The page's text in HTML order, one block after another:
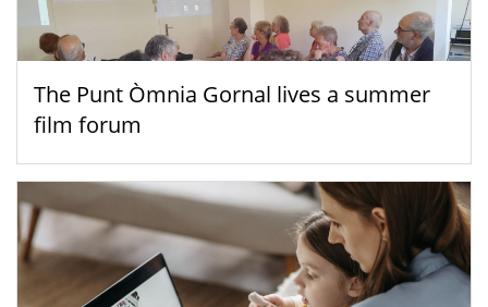
The Punt Òmnia Gornal lives a summer
film forum